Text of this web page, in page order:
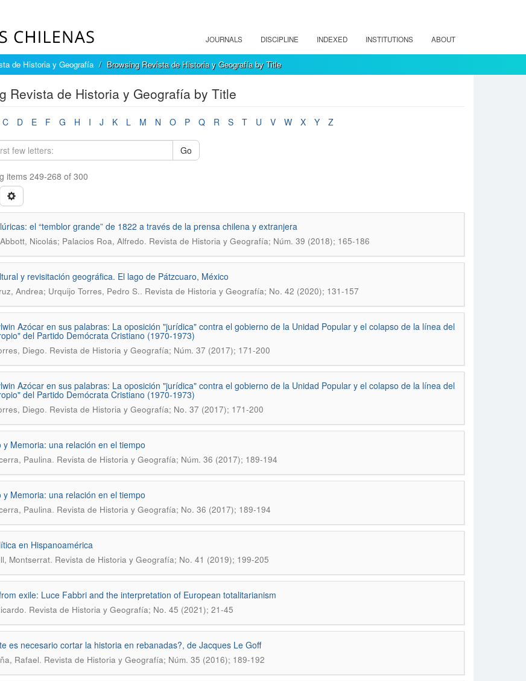
JOURNALS DISCIPLINE INDEXED INSTITUTIONS ABOUT
de Historia y Geografía Browsing Revista de Historia y Geografía by Title
Revista de Historia y Geografía by Title
C D E F G H I J K L M N O P Q R S T U V W X Y Z
Go
items 249-268 of 300
el “temblor grande” de 1822 a través de la prensa chilena y extranjera
Nicolás; Palacios Roa, Alfredo. Revista de Historia y Geografía; Núm. 39 (2018); 165-186
y revisitación geográfica. El lago de Pátzcuaro, México
Andrea; Urquijo Torres, Pedro S.. Revista de Historia y Geografí­a; No. 42 (2020); 131-157
Azócar en sus palabras: La oposición "jurídica" contra el gobierno de la Unidad Popular y el colapso de la línea del
del Partido Demócrata Cristiano (1970-1973)
Diego. Revista de Historia y Geografía; Núm. 37 (2017); 171-200
Azócar en sus palabras: La oposición "jurí­dica" contra el gobierno de la Unidad Popular y el colapso de la lí­nea del
del Partido Demócrata Cristiano (1970-1973)
Diego. Revista de Historia y Geografí­a; No. 37 (2017); 171-200
y Memoria: una relación en el tiempo
Paulina. Revista de Historia y Geografía; Núm. 36 (2017); 189-194
y Memoria: una relación en el tiempo
Paulina. Revista de Historia y Geografí­a; No. 36 (2017); 189-194
en Hispanoamérica
Montserrat. Revista de Historia y Geografí­a; No. 41 (2019); 199-205
exile: Luce Fabbri and the interpretation of European totalitarianism
. Revista de Historia y Geografí­a; No. 45 (2021); 21-45
es necesario cortar la historia en rebanadas?, de Jacques Le Goff
Rafael. Revista de Historia y Geografía; Núm. 35 (2016); 189-192